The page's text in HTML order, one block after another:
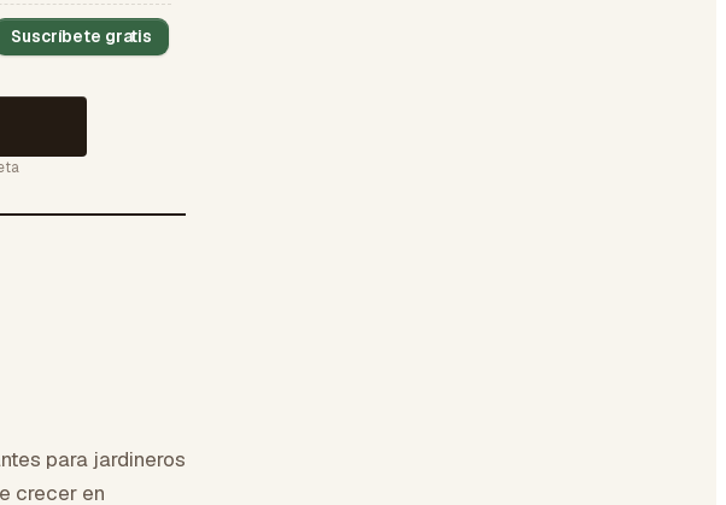
Suscríbete gratis
para jardineros
crecer en